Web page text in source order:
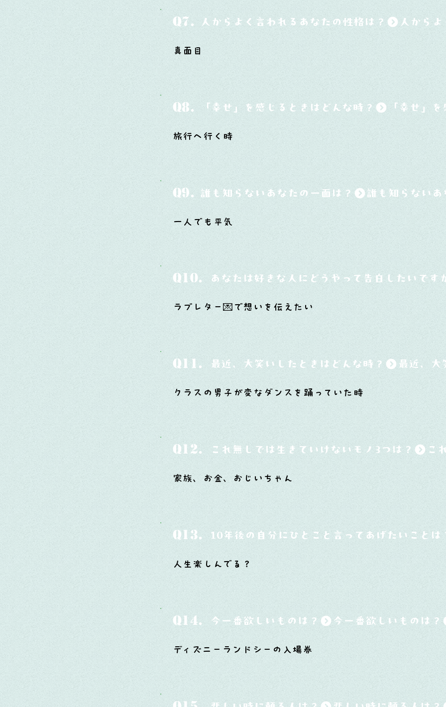
Q7. 人からよく言われるあなたの性格は？
真面目
Q8. 「幸せ」を感じるときはどんな時？
旅行へ行く時
Q9. 誰も知らないあなたの一面は？
一人でも平気
Q10. あなたは好きな人にどうやって告白したいです
ラブレター💌で想いを伝えたい
Q11. 最近、大笑いしたときはどんな時？
クラスの男子が変なダンスを踊っていた時
Q12. これ無しでは生きていけないモノ3つは？
家族、お金、おじいちゃん
Q13. 10年後の自分にひとこと言ってあげたいことは
人生楽しんでる？
Q14. 今一番欲しいものは？
ディズニーランドシーの入場券